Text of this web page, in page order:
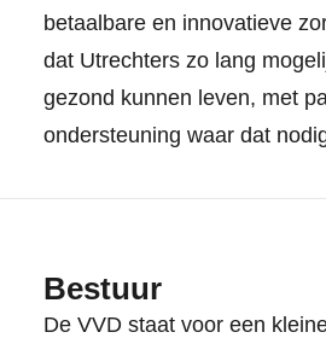
betaalbare en innovatieve
dat Utrechters zo lang
gezond kunnen leven, met
ondersteuning waar dat
Bestuur
De VVD staat voor een